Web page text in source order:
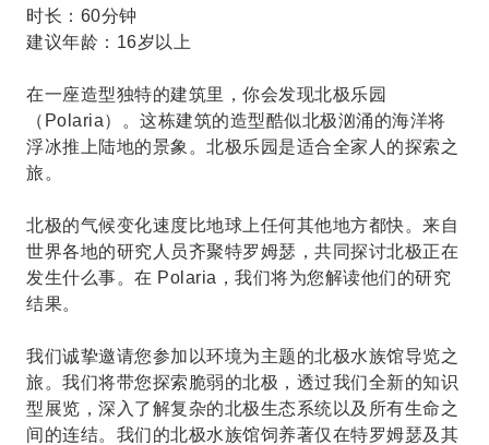
时长：60分钟
建议年龄：16岁以上
在一座造型独特的建筑里，你会发现北极乐园
（Polaria）。这栋建筑的造型酷似北极汹涌的海洋将
浮冰推上陆地的景象。北极乐园是适合全家人的探索之
旅。
北极的气候变化速度比地球上任何其他地方都快。来自
世界各地的研究人员齐聚特罗姆瑟，共同探讨北极正在
发生什么事。在 Polaria，我们将为您解读他们的研究
结果。
我们诚挚邀请您参加以环境为主题的北极水族馆导览之
旅。我们将带您探索脆弱的北极，透过我们全新的知识
型展览，深入了解复杂的北极生态系统以及所有生命之
间的连结。我们的北极水族馆饲养著仅在特罗姆瑟及其